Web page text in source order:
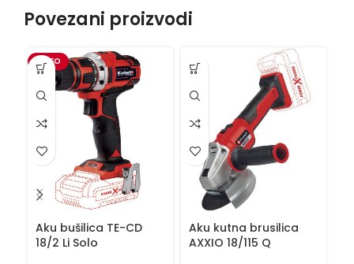
Povezani proizvodi
VIDEO
Aku bušilica TE-CD
18/2 Li Solo
Aku kutna brusilica
AXXIO 18/115 Q